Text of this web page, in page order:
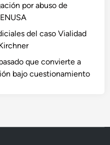
por abuso de
del caso Vialidad
que convierte a
bajo cuestionamiento